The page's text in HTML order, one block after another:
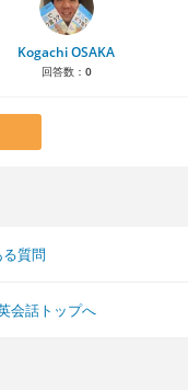
Kogachi OSAKA
回答数： 0
質問
会話トップへ